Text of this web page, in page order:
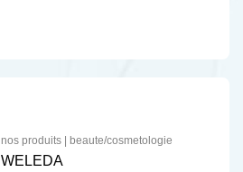
nos produits | beaute/cosmetologie
WELEDA